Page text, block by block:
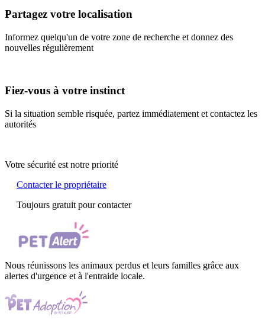
Partagez votre localisation
Informez quelqu'un de votre zone de recherche et donnez des
nouvelles régulièrement
Fiez-vous à votre instinct
Si la situation semble risquée, partez immédiatement et contactez les
autorités
Votre sécurité est notre priorité
Contacter le propriétaire
Toujours gratuit pour contacter
Nous réunissons les animaux perdus et leurs familles grâce aux
alertes d'urgence et à l'entraide locale.